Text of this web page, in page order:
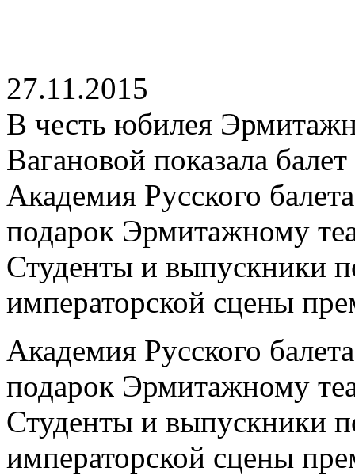
27.11.2015
В честь юбилея
Вагановой показала
Академия Русского
подарок Эрмитажному
Студенты и выпускники
императорской сцены
Академия Русского
подарок Эрмитажному
Студенты и выпускники
императорской сцены